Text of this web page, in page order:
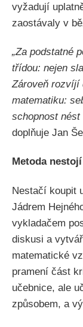
vyžadují
zaostávaly v
„Za podstatné
třídou: nejen
Zároveň rozvíjí
matematiku:
schopnost
doplňuje Jan
Metoda
Nestačí koupit
Jádrem
vykladačem
diskusi a
matematické
pramení část
učebnice, ale
způsobem, a